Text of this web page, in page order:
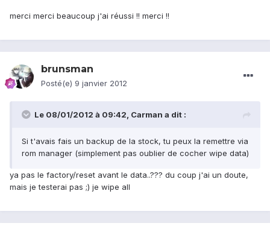
merci merci beaucoup j'ai réussi !! merci !!
brunsman
Posté(e) 9 janvier 2012
Le 08/01/2012 à 09:42, Carman a dit :
Si t'avais fais un backup de la stock, tu peux la remettre via
rom manager (simplement pas oublier de cocher wipe data)
ya pas le factory/reset avant le data..??? du coup j'ai un doute,
mais je testerai pas ;) je wipe all